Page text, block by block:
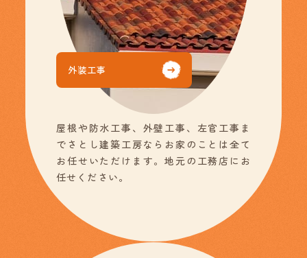
外装工事
屋根や防水工事、外壁工事、左官工事ま
でさとし建築工房ならお家のことは全て
お任せいただけます。地元の工務店にお
任せください。